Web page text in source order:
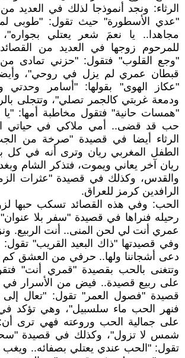
الرثاء: ونجد أنموذجا لذلك في العديد
"عدي الأسطورة" حيث تقول: "طوبى
مجاهدا.. يا نعمَ شعر يعتلي بجواره"،
للمرحوم زوجها في العديد من
"وجع القلوب" فتقول: "حزني تمادى
قبطان عمري لم يزل في روحي"،
"عكاز الهوى" بقولها: "أسامر وحدتي
ودمعة غربتي كالجمر تصلي"، وتتجلى
"همسات حانية" فتقول مخاطبة أمها:
حب قد قضى.. أمي ملاكي في حياتي
الرثاء أيضا في قصيدة "صرخة من
الطفل المغربي ريان وترى أنه في كل
ريان آخر يعاني ويموت، فتذكر الشام
والقدس، وكذلك في قصيدة "عثرات
الرافدين كرمز للعراق.
الحب: وفي هذه القصائد تسكب حبها
رحيله فنراها في قصيدة "سفر بلا
عمري أنت لي لحن المنى.. أنت الربيع.
وفي قصيدتها "ذاك البعيد القريب"
دعى أشجاننا ولها.. حرفي من العشق كم
وتتغنى بالحب بقصيدة "قمري أنت"
على ربيع قصيدة.. فيض من الأسرار في
قصيدة "فصول العمر" تقول: "تعال إلى
فنهر الحب ماء سلسبيل"، وهي تؤكد
على جمالية الحب وروعته فهي ترى
شمس لا تزول"، وكذلك في قصيدة
تقول: "الحب عندي يعتلي بصفائه.. ويغب